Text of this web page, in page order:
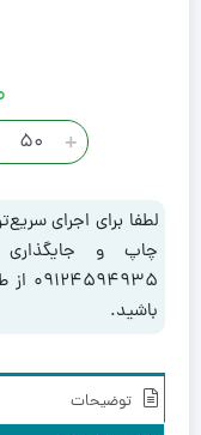
+
ساعت
دیواری
235
عدد
لطفا برای اجرای
چاپ و
باشید.
توضیحات